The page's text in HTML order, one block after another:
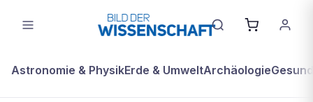
Astronomie & PhysikErde & UmweltArchäologie